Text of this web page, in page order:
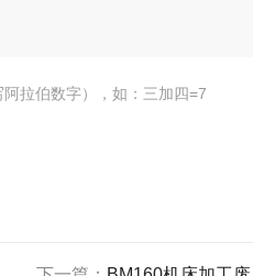
拉伯数字），如：三加四=7